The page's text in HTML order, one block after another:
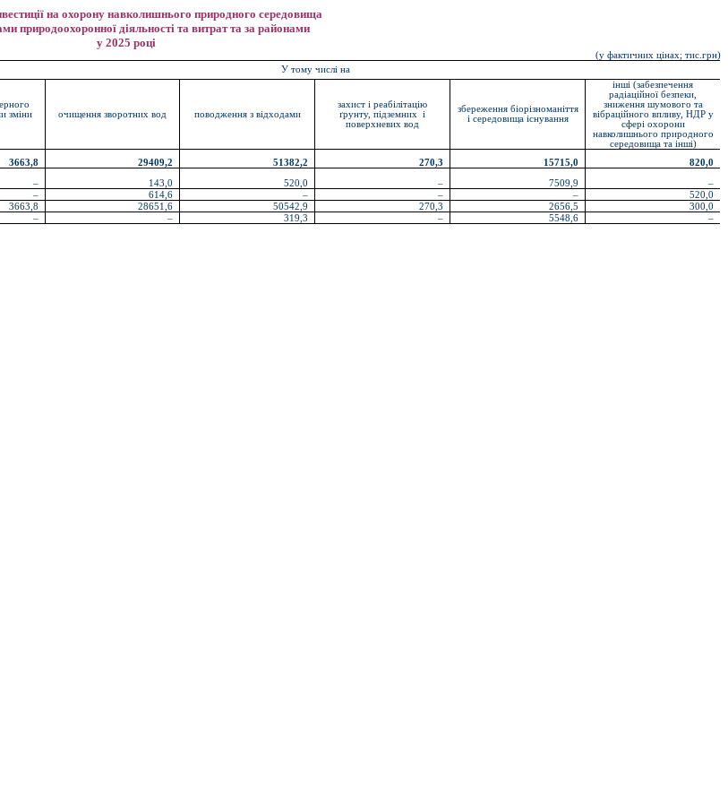
на охорону навколишнього природного середовища
природоохоронної діяльності та витрат та за районами
у 2025 році
(у фактичних цінах; тис.грн)
У тому числі на
зміни
очищення зворотних вод поводження з відходами
захист і реабілітацію
ґрунту, підземних і
поверхневих вод
збереження біорізноманіття
і середовища існування
інші (забезпечення
радіаційної безпеки,
зниження шумового та
вібраційного впливу, НДР у
сфері охорони
навколишнього природного
середовища та інші)
3663,8 29409,2 51382,2 270,3 15715,0
820,0
– 143,0 520,0 – 7509,9
–
– 614,6 – – –
520,0
3663,8 28651,6 50542,9 270,3 2656,5
300,0
– – 319,3 – 5548,6 –